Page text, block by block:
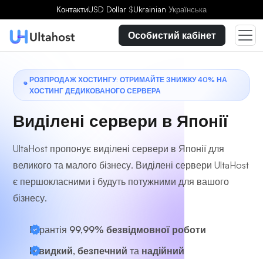
КонтактиUSD Dollar $Ukrainian Українська
Особистий кабінет
РОЗПРОДАЖ ХОСТИНГУ: ОТРИМАЙТЕ ЗНИЖКУ 40% НА
ХОСТИНГ ДЕДИКОВАНОГО СЕРВЕРА
Виділені сервери в Японії
UltaHost пропонує виділені сервери в Японії для
великого та малого бізнесу. Виділені сервери UltaHost
є першокласними і будуть потужними для вашого
бізнесу.
Гарантія 99,99% безвідмовної роботи
Швидкий, безпечний та надійний